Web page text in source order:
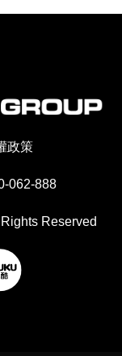
政策
062-888
Reserved